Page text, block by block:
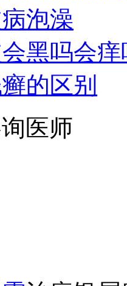
泡澡
黑吗会痒
的区别
医师